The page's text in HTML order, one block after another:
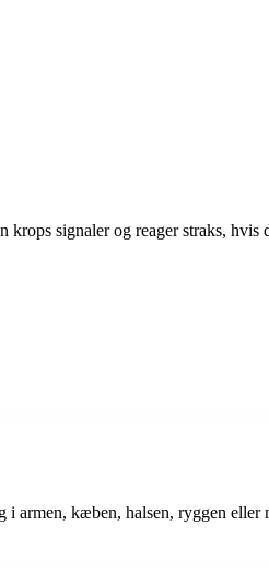
signaler og reager straks,
i armen, kæben, halsen, ryggen